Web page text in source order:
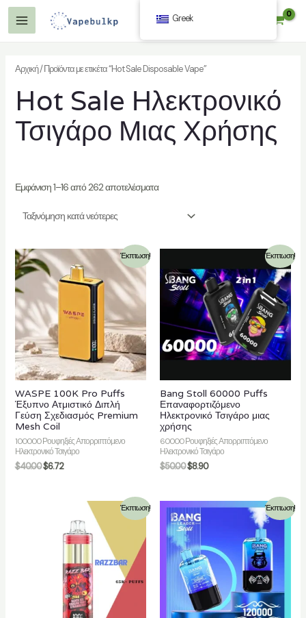
Μετάβαση
Κύριο
Αρχική/ Προϊόντα με ετικέτα “Hot Sale Disposable Vape”
Hot Sale Ηλεκτρονικό
Τσιγάρο Μιας Χρήσης
Εμφάνιση 1–16 από 262 αποτελέσματα
Έκπτωση!
WASPE 100K Pro Puffs
Έξυπνο Ατμιστικό Διπλή
Γεύση Σχεδιασμός Premium
Mesh Coil
100000 Ρουφηξιές Απορριπτόμενο
Ηλεκτρονικό Τσιγάρο
$40.00$6.72
Έκπτωση!
Bang Stoll 60000 Puffs
Επαναφορτιζόμενο
Ηλεκτρονικό Τσιγάρο μιας
χρήσης
60000 Ρουφηξιές Απορριπτόμενο
Ηλεκτρονικό Τσιγάρο
$50.00$8.90
Έκπτωση! Έκπτωση!
Greek